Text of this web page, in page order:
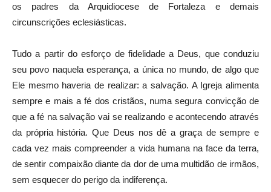
os padres da Arquidiocese de Fortaleza e demais
circunscrições eclesiásticas.
Tudo a partir do esforço de fidelidade a Deus, que conduziu
seu povo naquela esperança, a única no mundo, de algo que
Ele mesmo haveria de realizar: a salvação. A Igreja alimenta
sempre e mais a fé dos cristãos, numa segura convicção de
que a fé na salvação vai se realizando e acontecendo através
da própria história. Que Deus nos dê a graça de sempre e
cada vez mais compreender a vida humana na face da terra,
de sentir compaixão diante da dor de uma multidão de irmãos,
sem esquecer do perigo da indiferença.